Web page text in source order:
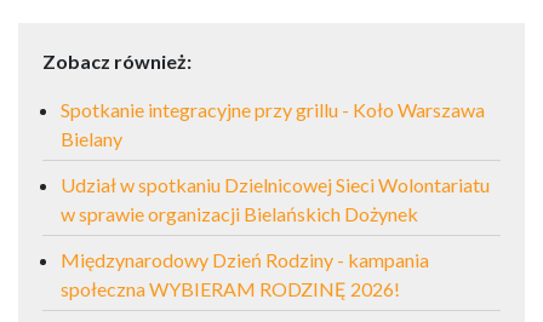
Zobacz również:
Spotkanie integracyjne przy grillu - Koło Warszawa
Bielany
Udział w spotkaniu Dzielnicowej Sieci Wolontariatu
w sprawie organizacji Bielańskich Dożynek
Międzynarodowy Dzień Rodziny - kampania
społeczna WYBIERAM RODZINĘ 2026!